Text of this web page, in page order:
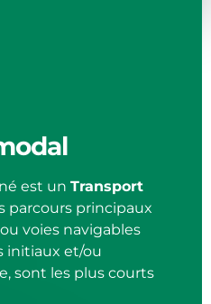
est un Transport
parcours principaux
voies navigables
initiaux et/ou
sont les plus courts